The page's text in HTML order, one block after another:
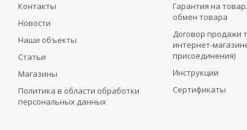
Контакты
Новости
Наши объекты
Статьи
Магазины
Политика в области обработки
персональных данных
Гарантия на
обмен товара
Договор продажи
интернет-
присоединения)
Инструкции
Сертификаты